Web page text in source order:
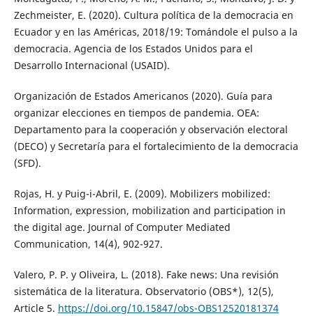
Zechmeister, E. (2020). Cultura política de la democracia en
Ecuador y en las Américas, 2018/19: Tomándole el pulso a la
democracia. Agencia de los Estados Unidos para el
Desarrollo Internacional (USAID).
Organización de Estados Americanos (2020). Guía para
organizar elecciones en tiempos de pandemia. OEA:
Departamento para la cooperación y observación electoral
(DECO) y Secretaría para el fortalecimiento de la democracia
(SFD).
Rojas, H. y Puig-i-Abril, E. (2009). Mobilizers mobilized:
Information, expression, mobilization and participation in
the digital age. Journal of Computer Mediated
Communication, 14(4), 902-927.
Valero, P. P. y Oliveira, L. (2018). Fake news: Una revisión
sistemática de la literatura. Observatorio (OBS*), 12(5),
Article 5. https://doi.org/10.15847/obs-OBS12520181374